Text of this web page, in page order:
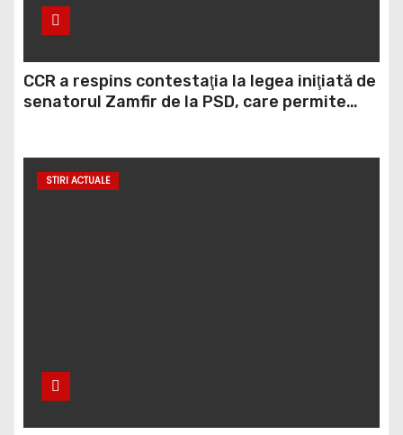
CCR a respins contestaţia la legea iniţiată de
senatorul Zamfir de la PSD, care permite
STIRI ACTUALE